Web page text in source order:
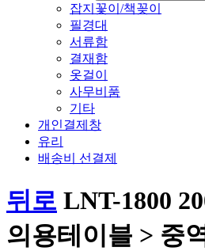
잡지꽃이/책꽂이
필경대
서류함
결재함
옷걸이
사무비품
기타
개인결제창
유리
배송비 선결제
뒤로 LNT-1800
의용테이블 > 중